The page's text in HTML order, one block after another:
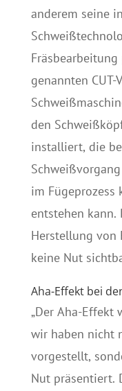
anderem seine
genannten CUT-
den
installiert, die
im Fügeprozess
entstehen
Herstellung von
keine Nut
Aha-Effekt bei
„Der Aha-Effekt
wir haben nicht
vorgestellt,
Nut präsentiert.